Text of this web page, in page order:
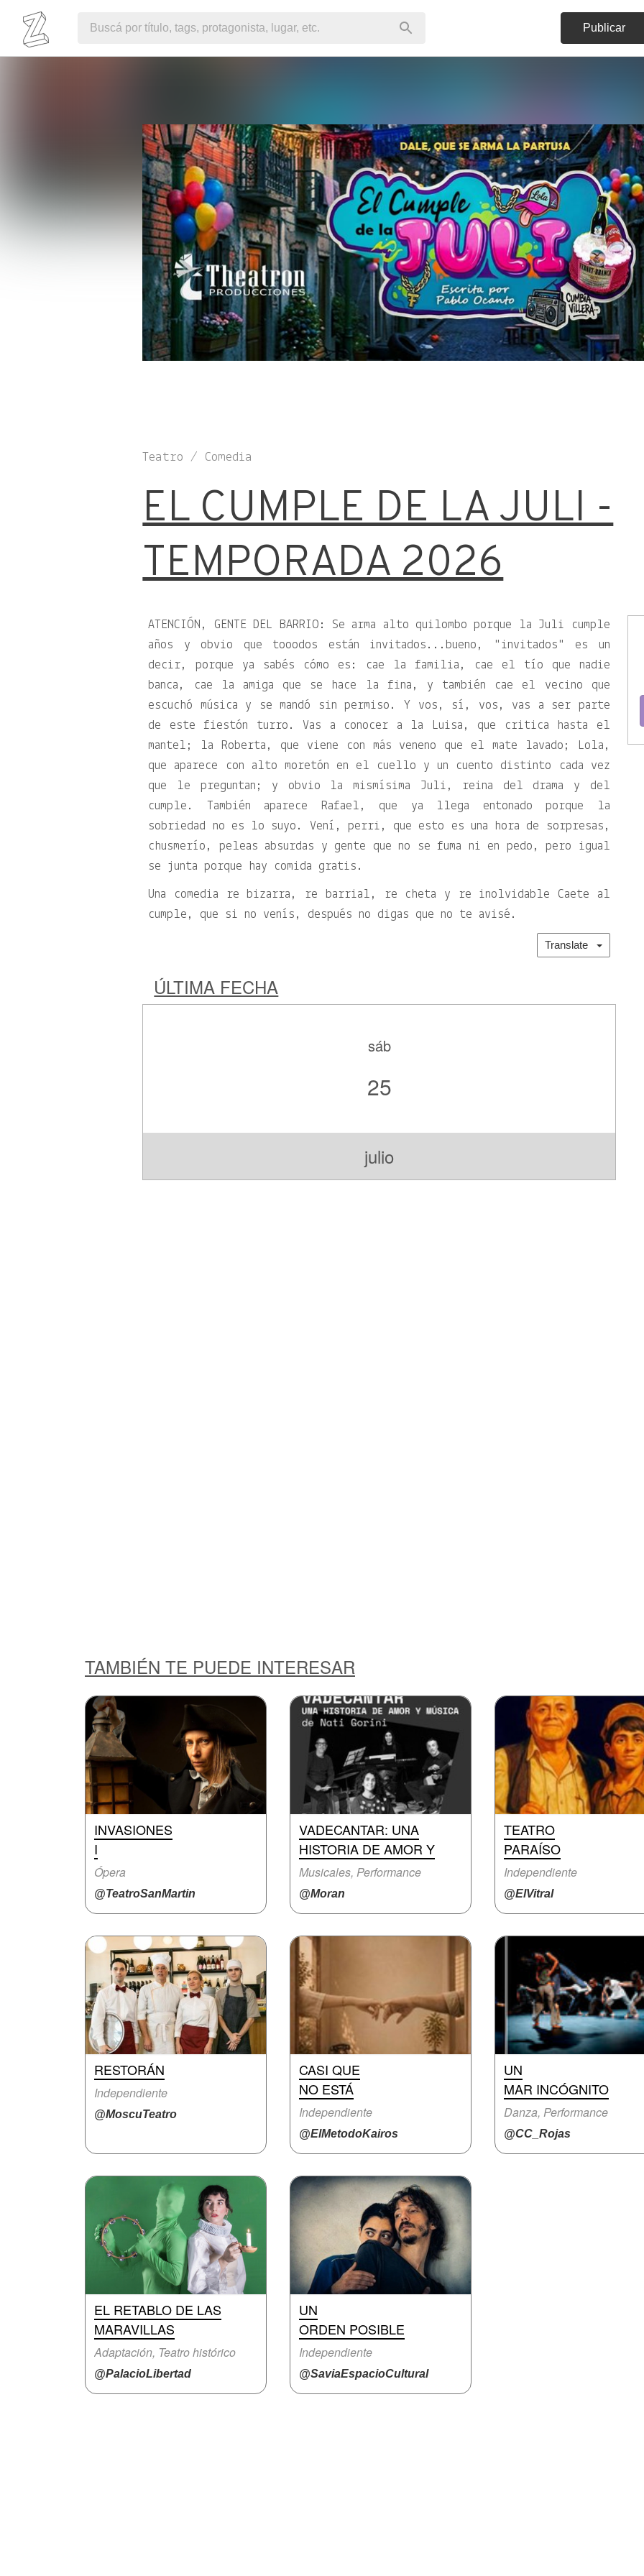
Publicar
Teatro / Comedia
EL CUMPLE DE LA JULI -
TEMPORADA 2026
ATENCIÓN, GENTE DEL BARRIO: Se arma alto quilombo porque la Juli cumple
años y obvio que tooodos están invitados...bueno,
invitados
es un
decir, porque ya sabés cómo es: cae la familia, cae el tío que nadie
banca, cae la amiga que se hace la fina, y también cae el vecino que
escuchó música y se mandó sin permiso. Y vos, sí, vos, vas a ser parte
de este fiestón turro. Vas a conocer a la Luisa, que critica hasta el
mantel; la Roberta, que viene con más veneno que el mate lavado; Lola,
que aparece con alto moretón en el cuello y un cuento distinto cada vez
que le preguntan; y obvio la mismísima Juli, reina del drama y del
cumple. También aparece Rafael, que ya llega entonado porque la
sobriedad no es lo suyo. Vení, perri, que esto es una hora de sorpresas,
chusmerío, peleas absurdas y gente que no se fuma ni en pedo, pero igual
se junta porque hay comida gratis.
Una comedia re bizarra, re barrial, re cheta y re inolvidable Caete al
cumple, que si no venís, después no digas que no te avisé.
Translate
ÚLTIMA FECHA
sáb
25
julio
TAMBIÉN TE PUEDE INTERESAR
INVASIONES
I
Ópera
@TeatroSanMartin
VADECANTAR: UNA
HISTORIA DE AMOR Y
Musicales, Performance
@Moran
TEATRO
PARAÍSO
Independiente
@ElVitral
RESTORÁN
Independiente
@MoscuTeatro
CASI QUE
NO ESTÁ
Independiente
@ElMetodoKairos
UN
MAR INCÓGNITO
Danza, Performance
@CC_Rojas
EL RETABLO DE LAS
MARAVILLAS
Adaptación, Teatro histórico
@PalacioLibertad
UN
ORDEN POSIBLE
Independiente
@SaviaEspacioCultural